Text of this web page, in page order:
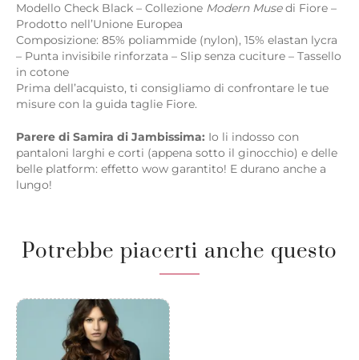
Modello Check Black – Collezione Modern Musedi Fiore –
Prodotto nell’Unione Europea
Composizione: 85% poliammide (nylon), 15% elastan lycra
– Punta invisibile rinforzata – Slip senza cuciture – Tassello
in cotone
Prima dell’acquisto, ti consigliamo di confrontare le tue
misure con la guida taglie Fiore.
Parere di Samira di Jambissima: Io li indosso con
pantaloni larghi e corti (appena sotto il ginocchio) e delle
belle platform: effetto wow garantito! E durano anche a
lungo!
Potrebbe piacerti anche questo